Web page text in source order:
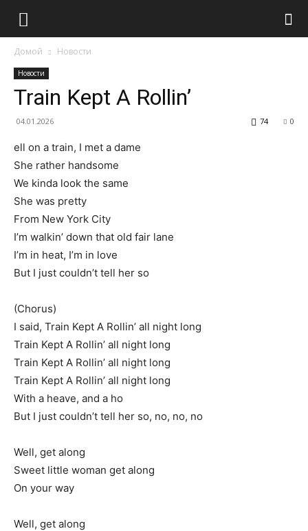
Домой Новости
Новости
Train Kept A Rollin’
04.01.2026 0
74
ell on a train, I met a dame
She rather handsome
We kinda look the same
She was pretty
From New York City
I’m walkin’ down that old fair lane
I’m in heat, I’m in love
But I just couldn’t tell her so
(Chorus)
I said, Train Kept A Rollin’ all night long
Train Kept A Rollin’ all night long
Train Kept A Rollin’ all night long
Train Kept A Rollin’ all night long
With a heave, and a ho
But I just couldn’t tell her so, no, no, no
Well, get along
Sweet little woman get along
On your way
Well, get along